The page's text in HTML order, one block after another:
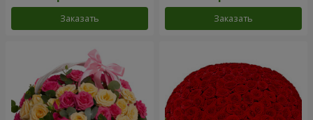
Заказать Заказать